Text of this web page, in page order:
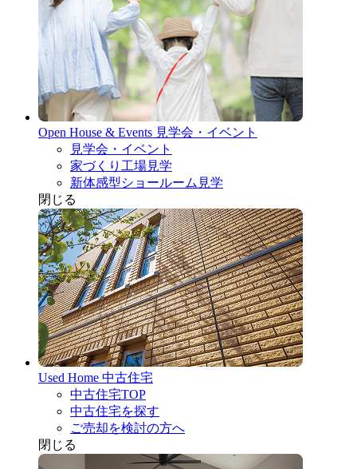
Open House & Events 見学会・イベント
見学会・イベント
家づくり工場見学
新体感型ショールーム見学
閉じる
Used Home 中古住宅
中古住宅TOP
中古住宅を探す
ご売却を検討の方へ
閉じる